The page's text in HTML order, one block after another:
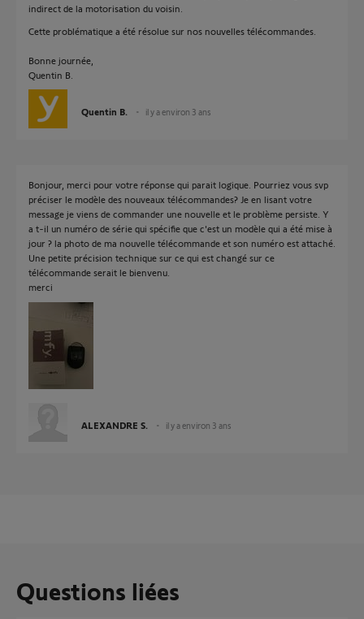
indirect de la motorisation du voisin.
Cette problématique a été résolue sur nos nouvelles télécommandes.
Bonne journée,
Quentin B.
Quentin B. il y a environ 3 ans
Bonjour, merci pour votre réponse qui parait logique. Pourriez vous svp
préciser le modèle des nouveaux télécommandes? Je en lisant votre
message je viens de commander une nouvelle et le problème persiste. Y
a t-il un numéro de série qui spécifie que c'est un modèle qui a été mise à
jour ? la photo de ma nouvelle télécommande et son numéro est attaché.
Une petite précision technique sur ce qui est changé sur ce
télécommande serait le bienvenu.
merci
ALEXANDRE S. il y a environ 3 ans
Questions liées